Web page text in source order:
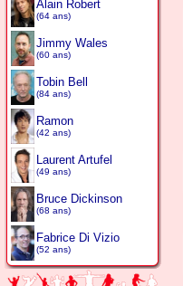
Alain Robert
(64 ans)
Jimmy Wales
(60 ans)
Tobin Bell
(84 ans)
Ramon
(42 ans)
Laurent Artufel
(49 ans)
Bruce Dickinson
(68 ans)
Fabrice Di Vizio
(52 ans)